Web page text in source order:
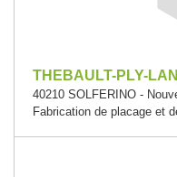
THEBAULT-PLY-
40210 SOLFERINO -
Fabrication de placage et